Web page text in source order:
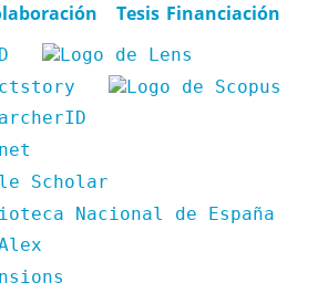
Tesis Financiación